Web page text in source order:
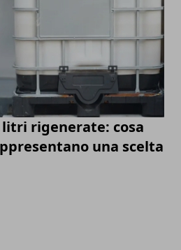
litri rigenerate: cosa
una scelta